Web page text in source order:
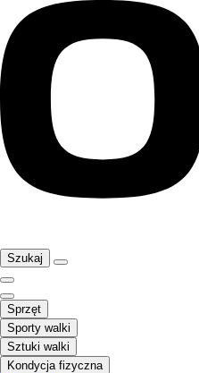
Szukaj
Sprzęt
Sporty walki
Sztuki walki
Kondycja fizyczna